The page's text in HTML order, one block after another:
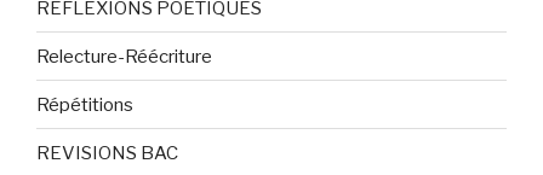
REFLEXIONS POETIQUES
Relecture-Réécriture
Répétitions
REVISIONS BAC